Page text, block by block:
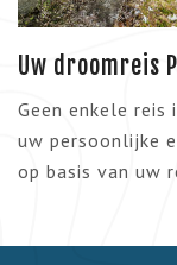
Uw droomreis
Geen enkele
uw persoonlijke
op basis van uw